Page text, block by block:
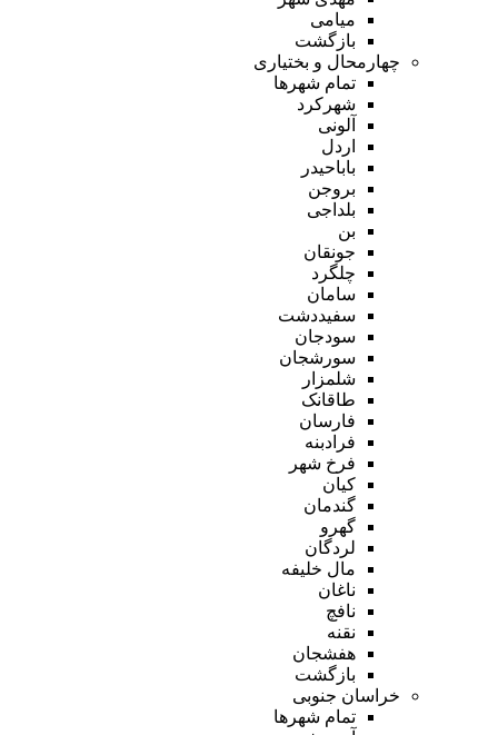
میامی
بازگشت
چهارمحال و بختیاری
تمام شهر‌ها
شهرکرد
آلونی
اردل
باباحیدر
بروجن
بلداجی
بن
جونقان
چلگرد
سامان
سفیددشت
سودجان
سورشجان
شلمزار
طاقانک
فارسان
فرادبنه
فرخ شهر
کیان
گندمان
گهرو
لردگان
مال خلیفه
ناغان
نافچ
نقنه
هفشجان
بازگشت
خراسان جنوبی
تمام شهر‌ها